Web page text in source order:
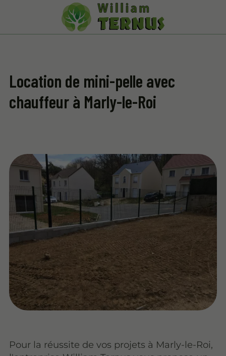
Location de mini-pelle avec
chauffeur à Marly-le-Roi
Pour la réussite de vos projets à Marly-le-Roi,